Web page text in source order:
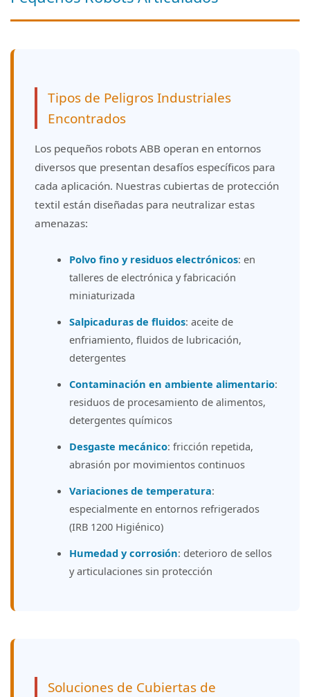
Tipos de Peligros Industriales
Encontrados
Los pequeños robots ABB operan en entornos
diversos que presentan desafíos específicos para
cada aplicación. Nuestras cubiertas de protección
textil están diseñadas para neutralizar estas
amenazas:
Polvo fino y residuos electrónicos: en
talleres de electrónica y fabricación
miniaturizada
Salpicaduras de fluidos: aceite de
enfriamiento, fluidos de lubricación,
detergentes
Contaminación en ambiente alimentario:
residuos de procesamiento de alimentos,
detergentes químicos
Desgaste mecánico: fricción repetida,
abrasión por movimientos continuos
Variaciones de temperatura:
especialmente en entornos refrigerados
(IRB 1200 Higiénico)
Humedad y corrosión: deterioro de sellos
y articulaciones sin protección
Soluciones de Cubiertas de